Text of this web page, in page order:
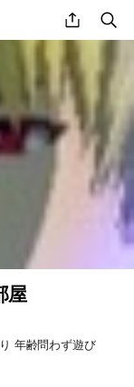
share
屋
年齢問わず遊び